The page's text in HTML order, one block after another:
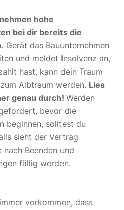
hohe
bei dir bereits die
Gerät das Bauunternehmen
und meldet Insolvenz an,
hast, kann dein Traum
Albtraum werden. Lies
genau durch! Werden
bevor die
beginnen, solltest du
sieht der Vertrag
nach Beenden und
fällig werden.
vorkommen, dass